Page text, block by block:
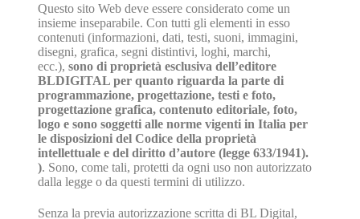
Questo sito Web deve essere considerato come un
insieme inseparabile. Con tutti gli elementi in esso
contenuti (informazioni, dati, testi, suoni, immagini,
disegni, grafica, segni distintivi, loghi, marchi,
ecc.), sono di proprietà esclusiva dell’editore
BLDIGITAL per quanto riguarda la parte di
programmazione, progettazione, testi e foto,
progettazione grafica, contenuto editoriale, foto,
logo e sono soggetti alle norme vigenti in Italia per
le disposizioni del Codice della proprietà
intellettuale e del diritto d’autore (legge 633/1941).
). Sono, come tali, protetti da ogni uso non autorizzato
dalla legge o da questi termini di utilizzo.
Senza la previa autorizzazione scritta di BL Digital,